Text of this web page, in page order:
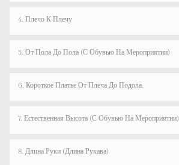
4. Плечо К Плечу
5. От Пола До Пола (с Обувью На Мероприятии)
6. Короткое Платье От Плеча До Подола.
7. Естественная Высота (с Обувью На Мероприятии)
8. Длина Руки (длина Рукава)